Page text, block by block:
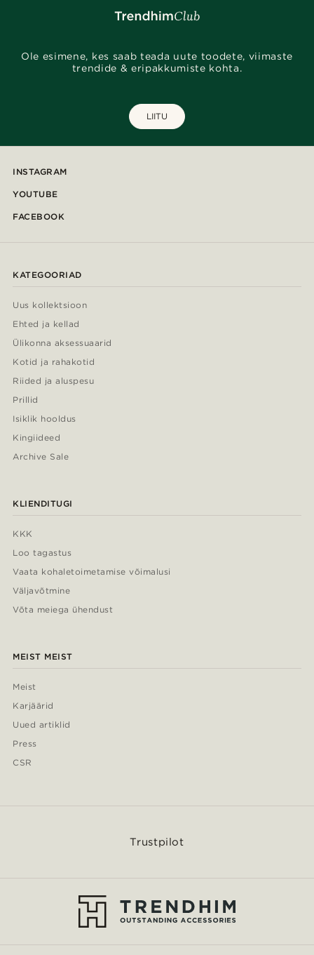
Ole esimene, kes saab teada uute toodete, viimaste
trendide & eripakkumiste kohta.
LIITU
INSTAGRAM
YOUTUBE
FACEBOOK
KATEGOORIAD
Uus kollektsioon
Ehted ja kellad
Ülikonna aksessuaarid
Kotid ja rahakotid
Riided ja aluspesu
Prillid
Isiklik hooldus
Kingiideed
Archive Sale
KLIENDITUGI
KKK
Loo tagastus
Vaata kohaletoimetamise võimalusi
Väljavõtmine
Võta meiega ühendust
MEIST MEIST
Meist
Karjäärid
Uued artiklid
Press
CSR
Trustpilot